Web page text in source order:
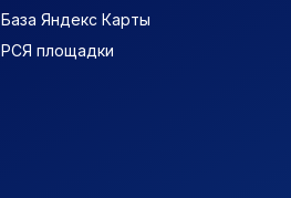
База Яндекс Карты
РСЯ площадки